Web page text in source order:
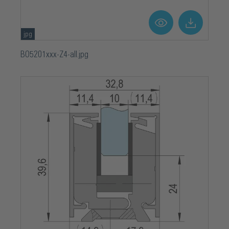
jpg
BO5201xxx-Z4-all.jpg